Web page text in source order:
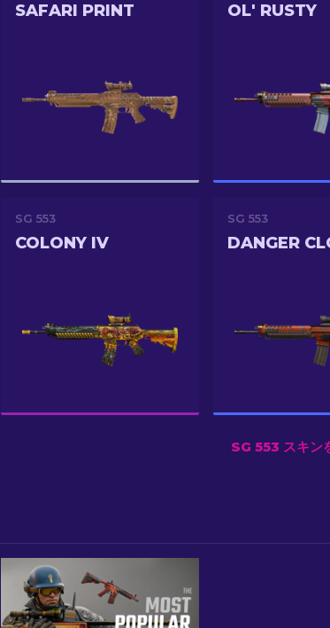
SAFARI PRINT OL' RUSTY
SG 553
COLONY IV
SG 553
DANGER
SG 553 スキン